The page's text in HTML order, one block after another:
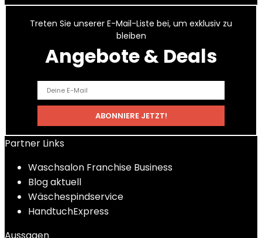
Treten Sie unserer E-Mail-Liste bei, um exklusiv zu
bleiben
Angebote & Deals
Partner Links
Waschsalon Franchise Business
Blog aktuell
Wäschespindservice
HandtuchExpress